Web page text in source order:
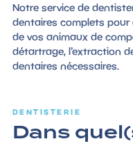
Notre service de
dentaires complets
de vos animaux de
détartrage, l'extraction
dentaires nécessaires.
DENTISTERIE
Dans